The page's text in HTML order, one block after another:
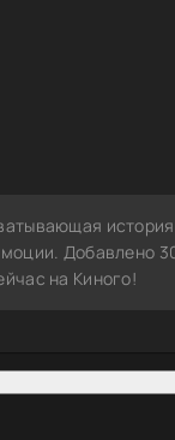
Добавлено
на Киного!